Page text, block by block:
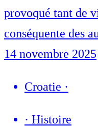
provoqué tant de
conséquente des
14 novembre 2025
Croatie ·
· Histoire